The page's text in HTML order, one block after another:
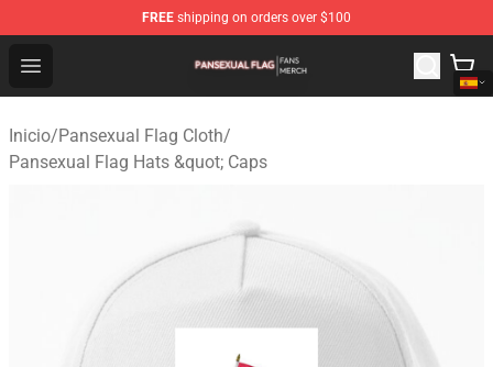
FREE shipping on orders over $100
Open menu
Pansexual Flag Shop - Official Pansexual Flag
Inicio/Pansexual Flag Cloth/
Pansexual Flag Hats &quot; Caps